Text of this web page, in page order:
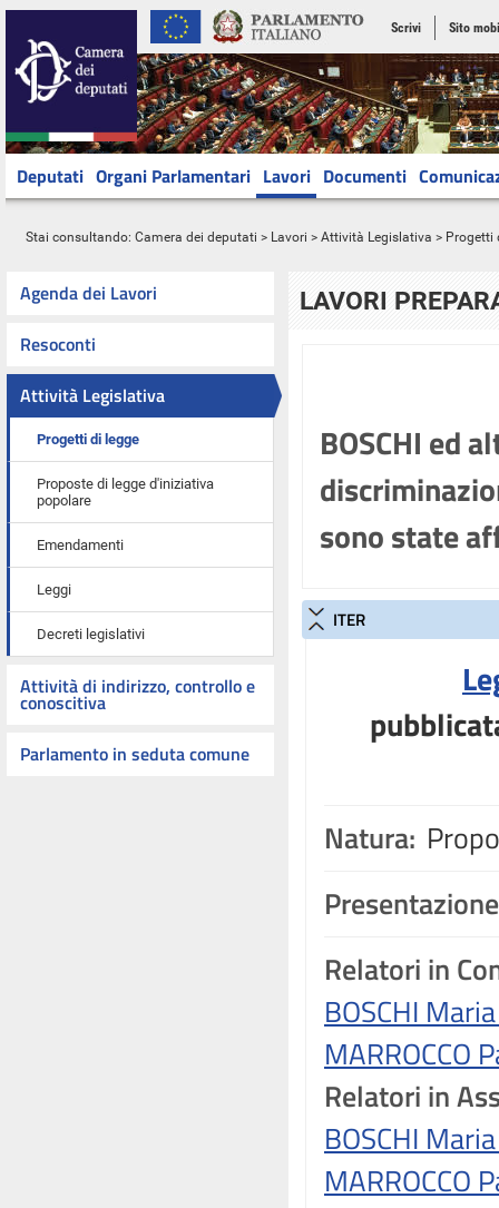
Scrivi Sito
Deputati Organi Parlamentari Lavori Documenti
Stai consultando: Camera dei deputati > Lavori > Attività Legislativa > Progetti
Agenda dei Lavori
Resoconti
Attività Legislativa
Progetti di legge
Proposte di legge d'iniziativa
popolare
Emendamenti
Leggi
Decreti legislativi
Attività di indirizzo, controllo e
conoscitiva
Parlamento in seduta comune
LAVORI
BOSCHI ed
sono state
ITER
Natura:
Relatori in
BOSCHI
MARROCCO
Relatori in
BOSCHI
MARROCCO